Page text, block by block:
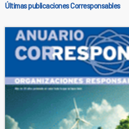
Últimas publicaciones Corresponsables